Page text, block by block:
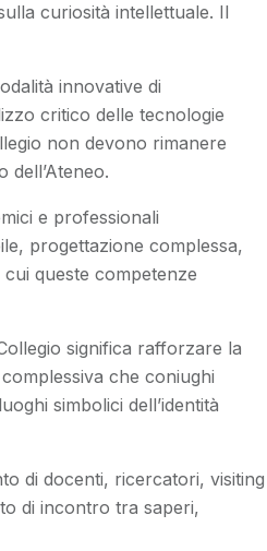
curiosità intellettuale. Il
innovative di
critico delle tecnologie
non devono rimanere
e professionali
progettazione complessa,
queste competenze
significa rafforzare la
che coniughi
simbolici dell’identità
di docenti, ricercatori, visiting
di incontro tra saperi,